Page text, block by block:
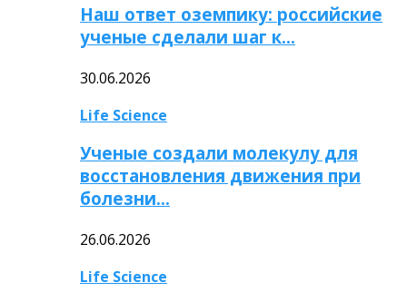
Наш ответ оземпику: российские
ученые сделали шаг к…
30.06.2026
Life Science
Ученые создали молекулу для
восстановления движения при
болезни…
26.06.2026
Life Science